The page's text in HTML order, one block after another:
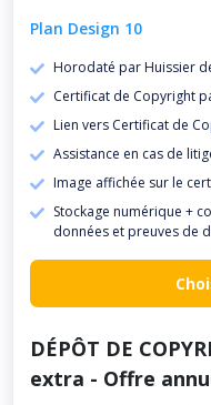
Plan Design 10
Horodaté par Huissier
Certificat de Copyright
Lien vers Certificat de
Assistance en cas de
Image affichée sur le
Stockage numérique +
données et preuves de
DÉPÔT DE
extra - Offre